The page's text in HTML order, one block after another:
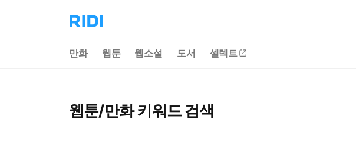
리
디
으
만화 웹툰 웹소설 도서 셀렉트
웹툰/만화 키워드 검색